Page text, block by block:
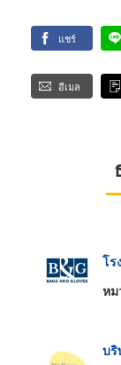
แชร์
อีเมล
โร
หม
บริ